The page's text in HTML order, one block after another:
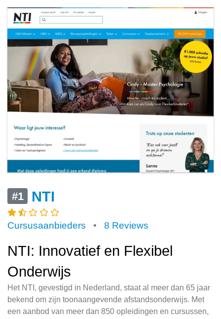
#1 NTI
Cursusaanbieders • 8 Reviews
NTI: Innovatief en Flexibel
Onderwijs
Het NTI, gevestigd in Nederland, staat al meer dan 65 jaar
bekend om zijn toonaangevende afstandsonderwijs. Met
een aanbod van meer dan 850 opleidingen en cursussen,